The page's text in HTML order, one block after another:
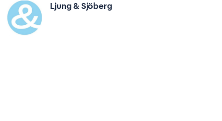
Ljung & Sjöberg